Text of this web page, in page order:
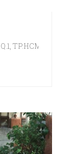
TP.HCM